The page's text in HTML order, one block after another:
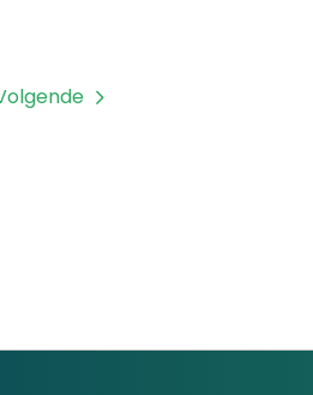
Volgende